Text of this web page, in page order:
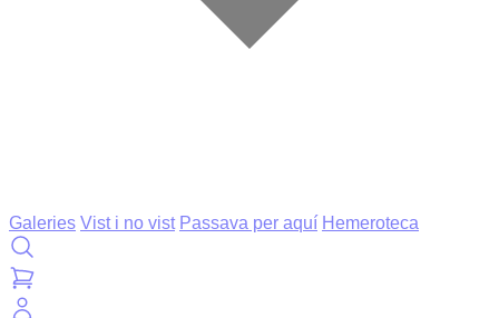
Galeries Vist i no vist Passava per aquí Hemeroteca